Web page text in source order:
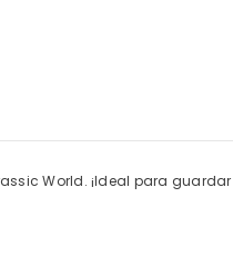
World. ¡Ideal para